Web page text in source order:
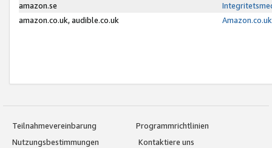
amazon.se
amazon.co.uk, audible.co.uk
Teilnahmevereinbarung
Programmrichtlinien
Nutzungsbestimmungen
Kontaktiere uns